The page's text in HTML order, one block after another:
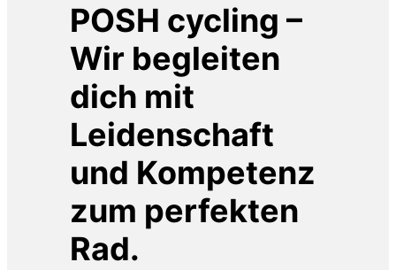
POSH cycling –
Wir begleiten
dich mit
Leidenschaft
und Kompetenz
zum perfekten
Rad.